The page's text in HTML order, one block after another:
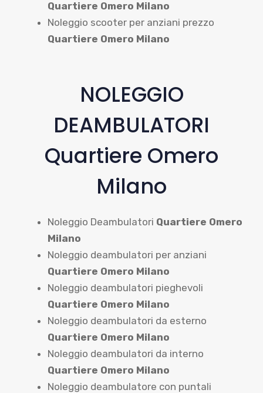
Quartiere Omero Milano
Noleggio scooter per anziani prezzo
Quartiere Omero Milano
NOLEGGIO
DEAMBULATORI
Quartiere Omero
Milano
Noleggio Deambulatori Quartiere Omero
Milano
Noleggio deambulatori per anziani
Quartiere Omero Milano
Noleggio deambulatori pieghevoli
Quartiere Omero Milano
Noleggio deambulatori da esterno
Quartiere Omero Milano
Noleggio deambulatori da interno
Quartiere Omero Milano
Noleggio deambulatore con puntali